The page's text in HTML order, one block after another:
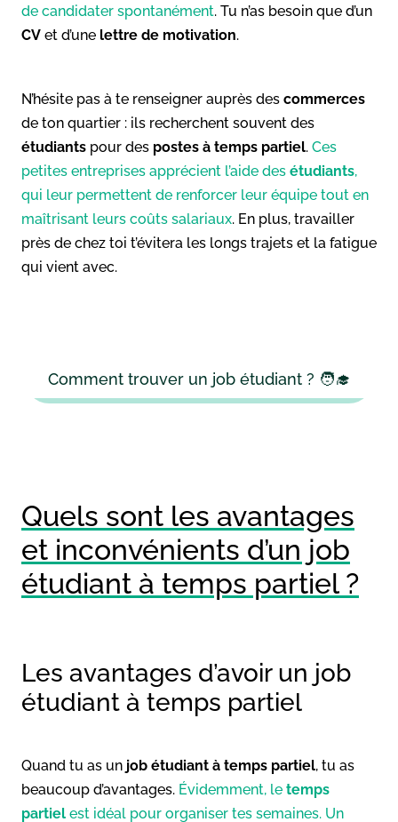
de candidater spontanément. Tu n’as besoin que d’un
CV et d’une lettre de motivation.
N’hésite pas à te renseigner auprès des commerces
de ton quartier : ils recherchent souvent des
étudiants pour des postes à temps partiel. Ces
petites entreprises apprécient l’aide des étudiants,
qui leur permettent de renforcer leur équipe tout en
maîtrisant leurs coûts salariaux. En plus, travailler
près de chez toi t’évitera les longs trajets et la fatigue
qui vient avec.
Comment trouver un job étudiant ? 🧑‍🎓
Quels sont les avantages
et inconvénients d’un job
étudiant à temps partiel ?
Les avantages d’avoir un job
étudiant à temps partiel
Quand tu as un job étudiant à temps partiel, tu as
beaucoup d’avantages. Évidemment, le temps
partiel est idéal pour organiser tes semaines. Un